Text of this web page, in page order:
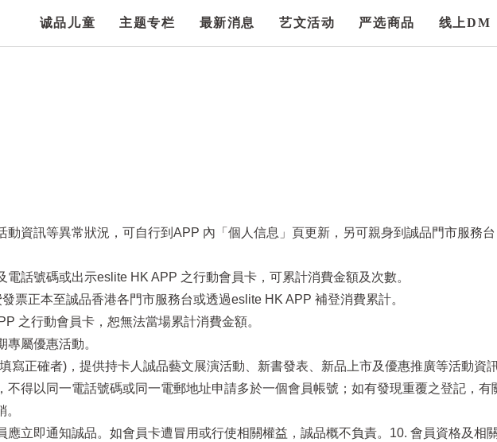
诚品儿童 主题专栏 最新消息 艺文活动 严选商品 线上DM
資訊等異常狀況，可自行到APP 內「個人信息」頁更新，另可親身到誠品門市服務
話號碼或出示eslite HK APP 之行動會員卡，可累計消費金額及次數。
票正本至誠品香港各門市服務台或透過eslite HK APP 補登消費累計。
之行動會員卡，恕無法當場累計消費金額。
屬優惠活動。
寫正確者)，提供持卡人誠品藝文展演活動、新書發表、新品上市及優惠推廣等活動資訊
得以同一電話號碼或同一電郵地址申請多於一個會員帳號；如有發現重覆之登記，
立即通知誠品。如會員卡遭冒用或行使相關權益，誠品概不負責。10. 會員資格及相